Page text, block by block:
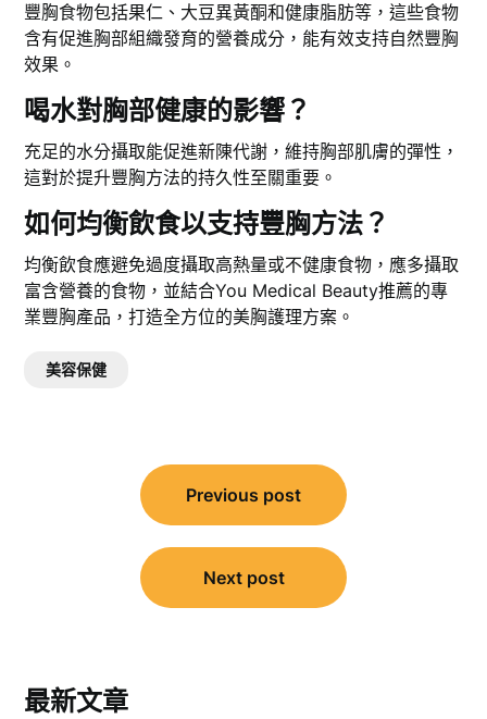
豐胸食物包括果仁、大豆異黃酮和健康脂肪等，這些食物
含有促進胸部組織發育的營養成分，能有效支持自然豐胸
效果。
喝水對胸部健康的影響？
充足的水分攝取能促進新陳代謝，維持胸部肌膚的彈性，
這對於提升豐胸方法的持久性至關重要。
如何均衡飲食以支持豐胸方法？
均衡飲食應避免過度攝取高熱量或不健康食物，應多攝取
富含營養的食物，並結合You Medical Beauty推薦的專
業豐胸產品，打造全方位的美胸護理方案。
美容保健
Previous post
Next post
最新文章